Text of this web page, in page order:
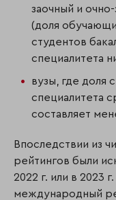
заочный и
(доля
студентов
специалитета
вузы, где доля
специалитета
составляет
Впоследствии из
рейтингов были
2022 г. или в 2023
международный